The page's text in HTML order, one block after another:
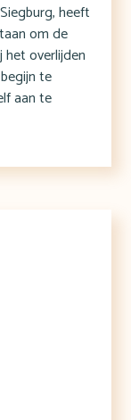
heeft
om de
het overlijden
te
aan te